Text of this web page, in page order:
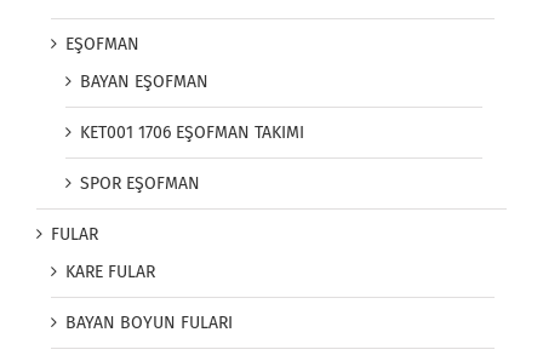
EŞOFMAN
BAYAN EŞOFMAN
KET001 1706 EŞOFMAN TAKIMI
SPOR EŞOFMAN
FULAR
KARE FULAR
BAYAN BOYUN FULARI